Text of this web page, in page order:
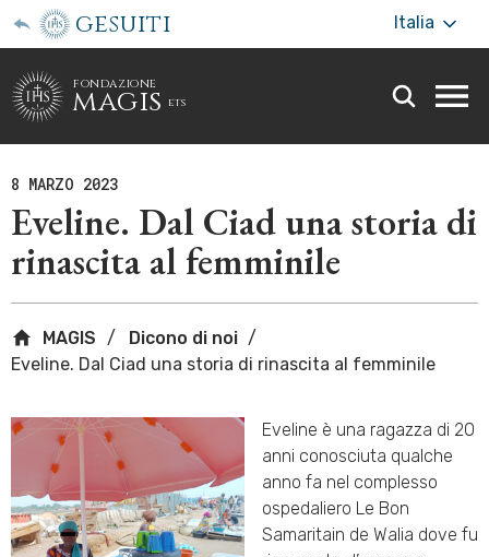
gesuiti Italia
fondazione
magis ets
8 MARZO 2023
Eveline. Dal Ciad una storia di
rinascita al femminile
MAGIS
Dicono di noi
Eveline. Dal Ciad una storia di rinascita al femminile
Eveline è una ragazza di 20
anni conosciuta qualche
anno fa nel complesso
ospedaliero Le Bon
Samaritain de Walia dove fu